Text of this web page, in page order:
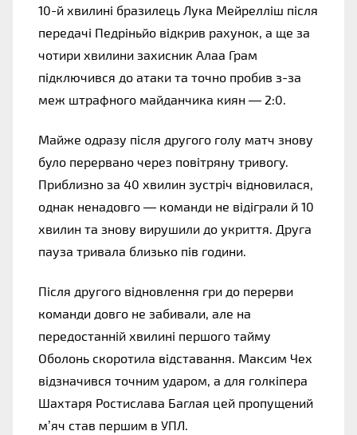
10-й хвилині бразилець Лука Мейрелліш після
передачі Педріньйо відкрив рахунок, а ще за
чотири хвилини захисник Алаа Грам
підключився до атаки та точно пробив з-за
меж штрафного майданчика киян — 2:0.
Майже одразу після другого голу матч знову
було перервано через повітряну тривогу.
Приблизно за 40 хвилин зустріч відновилася,
однак ненадовго — команди не відіграли й 10
хвилин та знову вирушили до укриття. Друга
пауза тривала близько пів години.
Після другого відновлення гри до перерви
команди довго не забивали, але на
передостанній хвилині першого тайму
Оболонь скоротила відставання. Максим Чех
відзначився точним ударом, а для голкіпера
Шахтаря Ростислава Баглая цей пропущений
м’яч став першим в УПЛ.